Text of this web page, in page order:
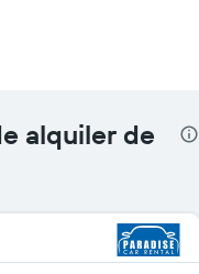
alquiler de